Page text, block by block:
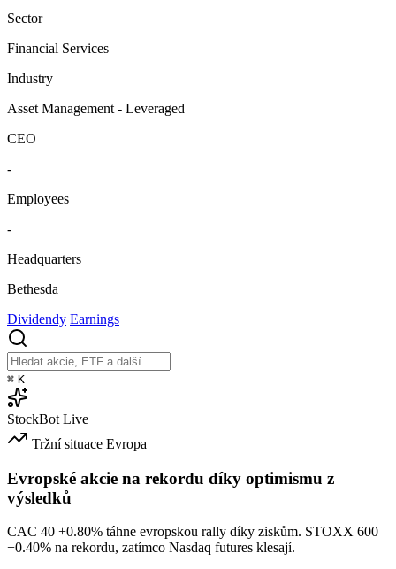
Sector
Financial Services
Industry
Asset Management - Leveraged
CEO
-
Employees
-
Headquarters
Bethesda
Dividendy Earnings
⌘ K
StockBot Live
Tržní situace Evropa
Evropské akcie na rekordu díky optimismu z
výsledků
CAC 40 +0.80% táhne evropskou rally díky ziskům. STOXX 600
+0.40% na rekordu, zatímco Nasdaq futures klesají.